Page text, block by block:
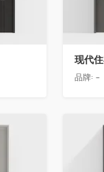
现代
品牌: -